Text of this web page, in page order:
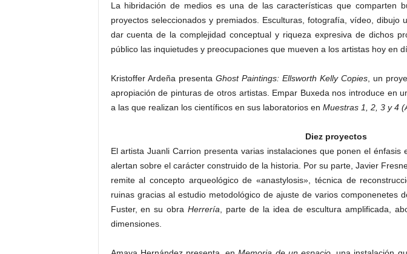
La hibridación de medios es una de las características que comparten
proyectos seleccionados y premiados. Esculturas, fotografía, vídeo, dibujo
dar cuenta de la complejidad conceptual y riqueza expresiva de dichos
público las inquietudes y preocupaciones que mueven a los artistas hoy en
Kristoffer Ardeña presenta Ghost Paintings: Ellsworth Kelly Copies, un
apropiación de pinturas de otros artistas. Empar Buxeda nos introduce en
a las que realizan los científicos en sus laboratorios en Muestras 1, 2, 3 y 4
Diez proyectos
El artista Juanli Carrion presenta varias instalaciones que ponen el énfasis
alertan sobre el carácter construido de la historia. Por su parte, Javier
remite al concepto arqueológico de «anastylosis», técnica de
ruinas gracias al estudio metodológico de ajuste de varios componenetes
Fuster, en su obraHerrería , parte de la idea de escultura amplificada,
dimensiones.